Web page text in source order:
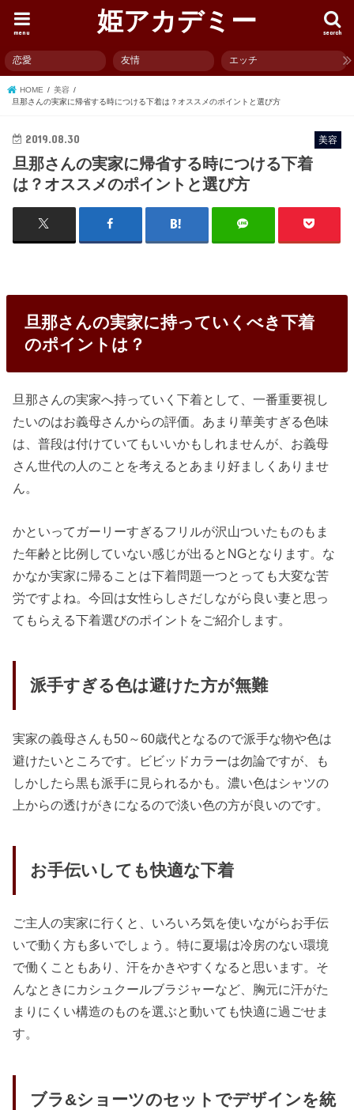
姫アカデミー search
menu
恋愛 友情 エッチ
HOME
美容
旦那さんの実家に帰省する時につける下着は？オススメのポイントと選び方
美容
2019.08.30
旦那さんの実家に帰省する時につける下着
は？オススメのポイントと選び方
旦那さんの実家に持っていくべき下着
のポイントは？
旦那さんの実家へ持っていく下着として、一番重要視し
たいのはお義母さんからの評価。あまり華美すぎる色味
は、普段は付けていてもいいかもしれませんが、お義母
さん世代の人のことを考えるとあまり好ましくありませ
ん。
かといってガーリーすぎるフリルが沢山ついたものもま
た年齢と比例していない感じが出るとNGとなります。な
かなか実家に帰ることは下着問題一つとっても大変な苦
労ですよね。今回は女性らしさだしながら良い妻と思っ
てもらえる下着選びのポイントをご紹介します。
派手すぎる色は避けた方が無難
実家の義母さんも50～60歳代となるので派手な物や色は
避けたいところです。ビビッドカラーは勿論ですが、も
しかしたら黒も派手に見られるかも。濃い色はシャツの
上からの透けがきになるので淡い色の方が良いのです。
お手伝いしても快適な下着
ご主人の実家に行くと、いろいろ気を使いながらお手伝
いで動く方も多いでしょう。特に夏場は冷房のない環境
で働くこともあり、汗をかきやすくなると思います。そ
んなときにカシュクールブラジャーなど、胸元に汗がた
まりにくい構造のものを選ぶと動いても快適に過ごせま
す。
ブラ&ショーツのセットでデザインを統